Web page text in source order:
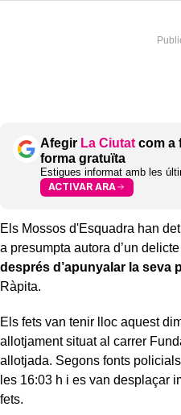
Afegir La Ciutat com a
forma gratuïta
Estigues informat amb les
ACTIVAR ARA
Els Mossos d'Esquadra han
a presumpta autora d’un
després d’apunyalar la seva
Ràpita.
Els fets van tenir lloc aquest
allotjament situat al carrer
allotjada. Segons fonts
les 16:03 h i es van desplaçar
fets.